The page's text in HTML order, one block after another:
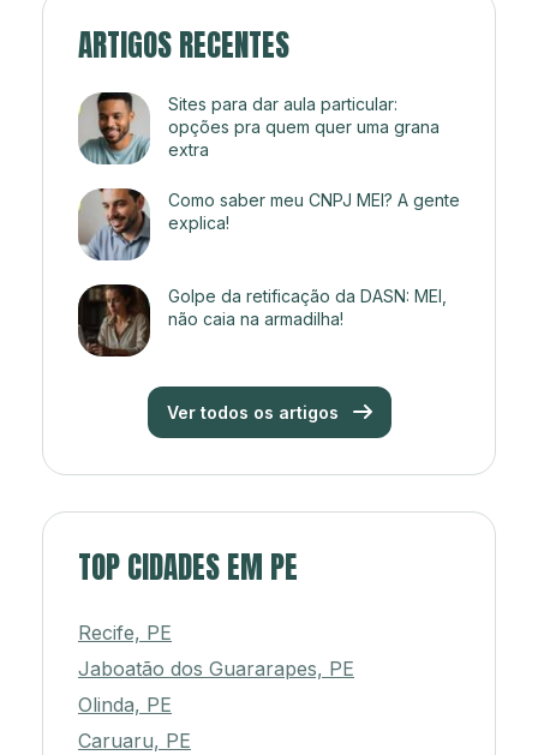
ARTIGOS RECENTES
Sites para dar aula particular:
opções pra quem quer uma grana
extra
Como saber meu CNPJ MEI? A gente
explica!
Golpe da retificação da DASN: MEI,
não caia na armadilha!
Ver todos os artigos
TOP CIDADES EM PE
Recife, PE
Jaboatão dos Guararapes, PE
Olinda, PE
Caruaru, PE